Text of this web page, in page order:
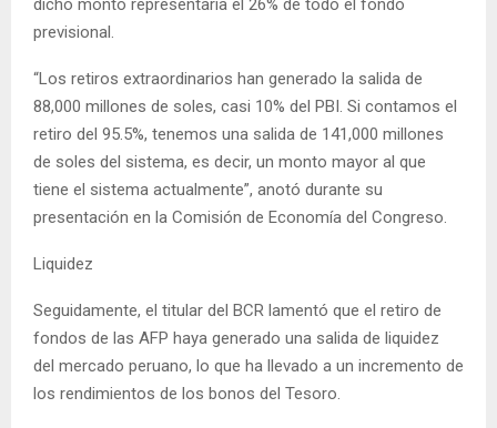
dicho monto representaría el 26% de todo el fondo
previsional.
“Los retiros extraordinarios han generado la salida de
88,000 millones de soles, casi 10% del PBI. Si contamos el
retiro del 95.5%, tenemos una salida de 141,000 millones
de soles del sistema, es decir, un monto mayor al que
tiene el sistema actualmente”, anotó durante su
presentación en la Comisión de Economía del Congreso.
Liquidez
Seguidamente, el titular del BCR lamentó que el retiro de
fondos de las AFP haya generado una salida de liquidez
del mercado peruano, lo que ha llevado a un incremento de
los rendimientos de los bonos del Tesoro.